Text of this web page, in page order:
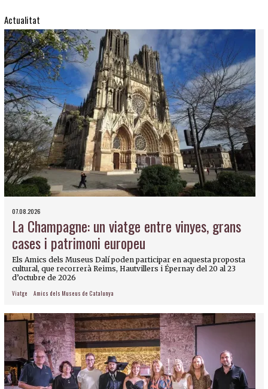
Actualitat
07.08.2026
La Champagne: un viatge entre vinyes, grans
cases i patrimoni europeu
Els Amics dels Museus Dalí poden participar en aquesta proposta
cultural, que recorrerà Reims, Hautvillers i Épernay del 20 al 23
d’octubre de 2026
Viatge Amics dels Museus de Catalunya